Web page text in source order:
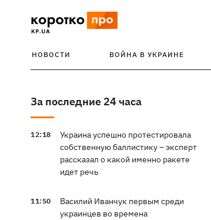
НОВОСТИ ВОЙНА В УКРАИНЕ
За последние 24 часа
12:18
Украина успешно протестировала
собственную баллистику – эксперт
рассказал о какой именно ракете
идет речь
11:50
Василий Иванчук первым среди
украинцев во времена